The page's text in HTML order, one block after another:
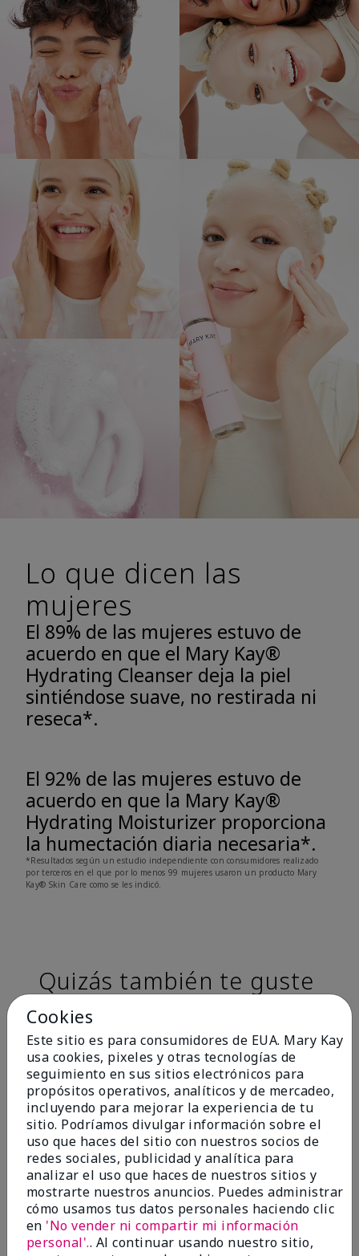
Lo que dicen las
mujeres
El 89% de las mujeres estuvo de
acuerdo en que el Mary Kay®
Hydrating Cleanser deja la piel
sintiéndose suave, no restirada ni
reseca*.
El 92% de las mujeres estuvo de
acuerdo en que la Mary Kay®
Hydrating Moisturizer proporciona
la humectación diaria necesaria*.
*Resultados según un estudio independiente con consumidores realizado
por terceros en el que por lo menos 99 mujeres usaron un producto Mary
Kay® Skin Care como se les indicó.
Quizás también te guste
TimeWise® Matte 3D
Foundation
Light 1​ (subtonos rosados
fríos)
$28.00
TimeWise® Luminous 3D
Foundation
Light 1​ (subtonos rosados
fríos)
$28.00
Cookies
Este sitio es para consumidores de EUA. Mary Kay
usa cookies, pixeles y otras tecnologías de
seguimiento en sus sitios electrónicos para
propósitos operativos, analíticos y de mercadeo,
incluyendo para mejorar la experiencia de tu
sitio. Podríamos divulgar información sobre el
uso que haces del sitio con nuestros socios de
redes sociales, publicidad y analítica para
analizar el uso que haces de nuestros sitios y
mostrarte nuestros anuncios. Puedes administrar
cómo usamos tus datos personales haciendo clic
en 'No vender ni compartir mi información
personal'.. Al continuar usando nuestro sitio,